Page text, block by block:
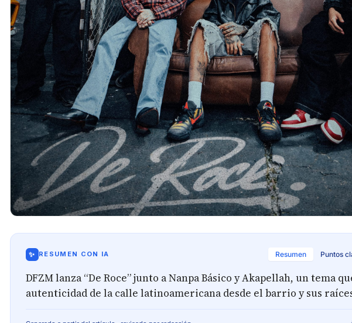
✨ RESUMEN CON IA Resumen Puntos
DFZM lanza “De Roce” junto a Nanpa Básico y Akapellah, un tema
autenticidad de la calle latinoamericana desde el barrio y sus